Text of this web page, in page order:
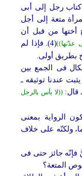
رجل إلى أبی
متعة إلى أجل
أختها من قبل أن
عدّتها))
(4). فإذا لم
بطریق أولى.
فی الجمع بین
عندنا توثیقه ـ
قال:((لا بأس بالرجل
الروایة بمعنى
ولکنّه على خلاف
فإنّه جائز حتى فی
المتعة؟